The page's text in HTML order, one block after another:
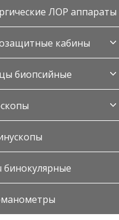
ЛОР аппараты
кабины
биопсийные